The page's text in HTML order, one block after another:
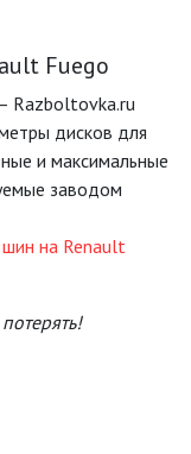
Fuego
Razboltovka.ru
дисков для
и максимальные
заводом
на Renault